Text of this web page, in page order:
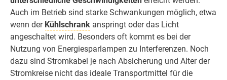
Auch im Betrieb sind starke Schwankungen möglich, etwa
wenn der Kühlschrank anspringt oder das Licht
angeschaltet wird. Besonders oft kommt es bei der
Nutzung von Energiesparlampen zu Interferenzen. Noch
dazu sind Stromkabel je nach Absicherung und Alter der
Stromkreise nicht das ideale Transportmittel für die